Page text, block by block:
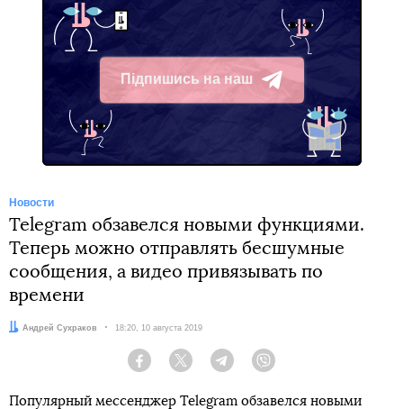
Підпишись на наш
Telegram
Новости
Telegram обзавелся новыми функциями.
Теперь можно отправлять бесшумные
сообщения, а видео привязывать по
времени
Автор:
Андрей Сухраков Дата:
18:20, 10 августа 2019
Facebook Twitter Telegram
Популярный мессенджер Telegram обзавелся новыми